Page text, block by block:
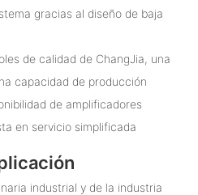
gracias al diseño de baja
de calidad de ChangJia, una
capacidad de producción
de amplificadores
en servicio simplificada
industrial y de la industria